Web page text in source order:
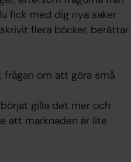
fick med dig nya saker
flera böcker, berättar
om att göra små
gilla det mer och
att marknaden är lite